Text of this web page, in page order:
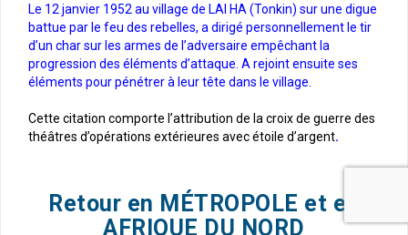
Le 12 janvier 1952 au village de LAI HA (Tonkin) sur une digue
battue par le feu des rebelles, a dirigé personnellement le tir
d’un char sur les armes de l’adversaire empêchant la
progression des éléments d’attaque. A rejoint ensuite ses
éléments pour pénétrer à leur tête dans le village.
Cette citation comporte l’attribution de la croix de guerre des
théâtres d’opérations extérieures avec étoile d’argent.
Retour en MÉTROPOLE et en
AFRIQUE DU NORD